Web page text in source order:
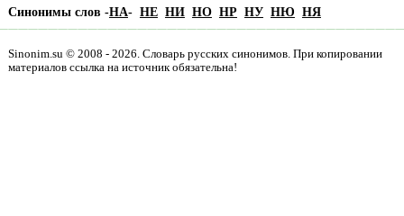
Синонимы слов -НА- НЕ НИ НО НР НУ НЮ НЯ
Sinonim.su © 2008 - 2026. Словарь русских синонимов. При копировании
материалов ссылка на источник обязательна!